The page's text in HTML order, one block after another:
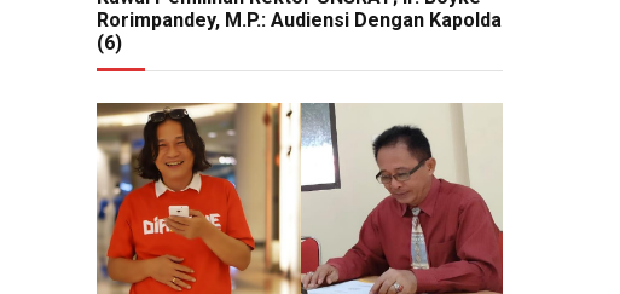
Rorimpandey, M.P.: Audiensi Dengan Kapolda
(6)